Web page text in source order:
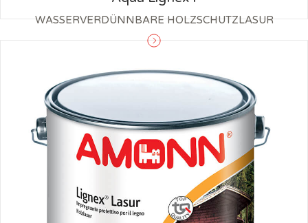
WASSERVERDÜNNBARE HOLZSCHUTZLASUR